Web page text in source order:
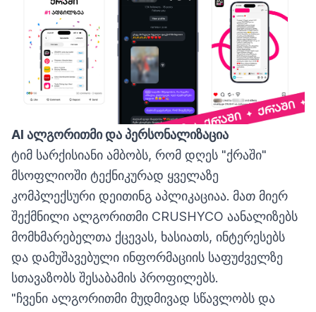
AI ალგორითმი და პერსონალიზაცია
ტიმ სარქისიანი ამბობს, რომ დღეს "ქრაში"
მსოფლიოში ტექნიკურად ყველაზე
კომპლექსური დეითინგ აპლიკაციაა. მათ მიერ
შექმნილი ალგორითმი CRUSHYCO აანალიზებს
მომხმარებელთა ქცევას, ხასიათს, ინტერესებს
და დამუშავებული ინფორმაციის საფუძველზე
სთავაზობს შესაბამის პროფილებს.
"ჩვენი ალგორითმი მუდმივად სწავლობს და